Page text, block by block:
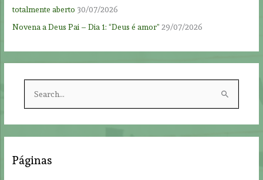
totalmente aberto 30/07/2026
Novena a Deus Pai – Dia 1: “Deus é amor” 29/07/2026
h
Páginas